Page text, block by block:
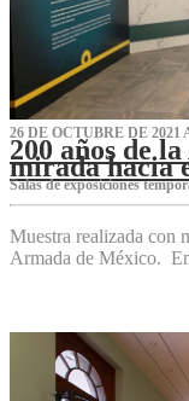
26 DE OCTUBRE DE 2021
200 años de
mirada hacia
Salas de exposiciones
Muestra realizada con
Armada de México.